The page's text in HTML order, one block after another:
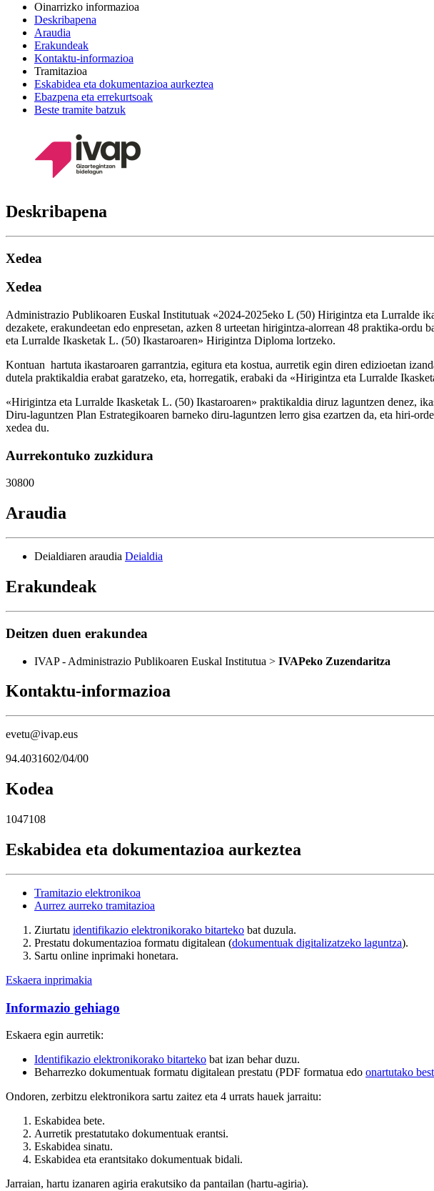
Oinarrizko informazioa
Deskribapena
Araudia
Erakundeak
Kontaktu-informazioa
Tramitazioa
Eskabidea eta dokumentazioa aurkeztea
Ebazpena eta errekurtsoak
Beste tramite batzuk
Deskribapena
Xedea
Xedea
Administrazio Publikoaren Euskal Institutuak «2024-2025eko L (50) Hirigintza eta Lurralde
dezakete, erakundeetan edo enpresetan, azken 8 urteetan hirigintza-alorrean 48 praktika-
eta Lurralde Ikasketak L. (50) Ikastaroaren» Hirigintza Diploma lortzeko.
Kontuan hartuta ikastaroaren garrantzia, egitura eta kostua, aurretik egin diren edizioetan
dutela praktikaldia erabat garatzeko, eta, horregatik, erabaki da «Hirigintza eta Lurralde
«Hirigintza eta Lurralde Ikasketak L. (50) Ikastaroaren» praktikaldia diruz laguntzen denez,
Diru-laguntzen Plan Estrategikoaren barneko diru-laguntzen lerro gisa ezartzen da, eta hiri-
xedea du.
Aurrekontuko zuzkidura
30800
Araudia
Deialdiaren araudia Deialdia
Erakundeak
Deitzen duen erakundea
IVAP - Administrazio Publikoaren Euskal Institutua > IVAPeko Zuzendaritza
Kontaktu-informazioa
evetu@ivap.eus
94.4031602/04/00
Kodea
1047108
Eskabidea eta dokumentazioa aurkeztea
Tramitazio elektronikoa
Aurrez aurreko tramitazioa
Ziurtatu identifikazio elektronikorako bitarteko bat duzula.
Prestatu dokumentazioa formatu digitalean (dokumentuak digitalizatzeko laguntza).
Sartu online inprimaki honetara.
Eskaera inprimakia
Informazio gehiago
Eskaera egin aurretik:
Identifikazio elektronikorako bitarteko bat izan behar duzu.
Beharrezko dokumentuak formatu digitalean prestatu (PDF formatua edo onartutako
Ondoren, zerbitzu elektronikora sartu zaitez eta 4 urrats hauek jarraitu:
Eskabidea bete.
Aurretik prestatutako dokumentuak erantsi.
Eskabidea sinatu.
Eskabidea eta erantsitako dokumentuak bidali.
Jarraian, hartu izanaren agiria erakutsiko da pantailan (hartu-agiria).